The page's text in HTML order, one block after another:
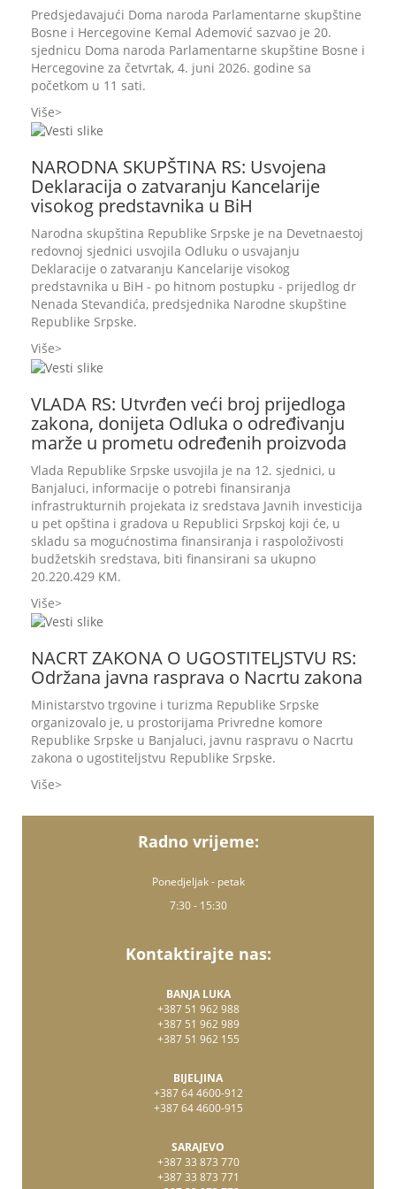
Predsjedavajući Doma naroda Parlamentarne skupštine
Bosne i Hercegovine Kemal Ademović sazvao je 20.
sjednicu Doma naroda Parlamentarne skupštine Bosne i
Hercegovine za četvrtak, 4. juni 2026. godine sa
početkom u 11 sati.
Više
NARODNA SKUPŠTINA RS: Usvojena
Deklaracija o zatvaranju Kancelarije
visokog predstavnika u BiH
Narodna skupština Republike Srpske je na Devetnaestoj
redovnoj sjednici usvojila Odluku o usvajanju
Deklaracije o zatvaranju Kancelarije visokog
predstavnika u BiH - po hitnom postupku - prijedlog dr
Nenada Stevandića, predsjednika Narodne skupštine
Republike Srpske.
Više
VLADA RS: Utvrđen veći broj prijedloga
zakona, donijeta Odluka o određivanju
marže u prometu određenih proizvoda
Vlada Republike Srpske usvojila je na 12. sjednici, u
Banjaluci, informacije o potrebi finansiranja
infrastrukturnih projekata iz sredstava Javnih investicija
u pet opština i gradova u Republici Srpskoj koji će, u
skladu sa mogućnostima finansiranja i raspoloživosti
budžetskih sredstava, biti finansirani sa ukupno
20.220.429 KM.
Više
NACRT ZAKONA O UGOSTITELJSTVU RS:
Održana javna rasprava o Nacrtu zakona
Ministarstvo trgovine i turizma Republike Srpske
organizovalo je, u prostorijama Privredne komore
Republike Srpske u Banjaluci, javnu raspravu o Nacrtu
zakona o ugostiteljstvu Republike Srpske.
Više
Radno vrijeme:
Ponedjeljak - petak
7:30 - 15:30
Kontaktirajte nas:
BANJA LUKA
+387 51 962 988
+387 51 962 989
+387 51 962 155
BIJELJINA
+387 64 4600-912
+387 64 4600-915
SARAJEVO
+387 33 873 770
+387 33 873 771